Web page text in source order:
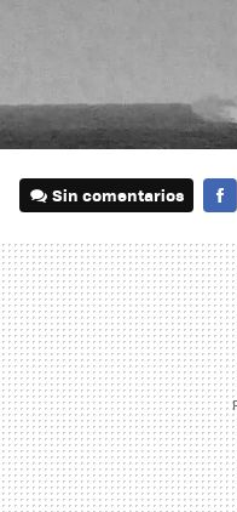
Sin comentarios